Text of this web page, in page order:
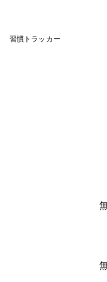
習慣トラッカー